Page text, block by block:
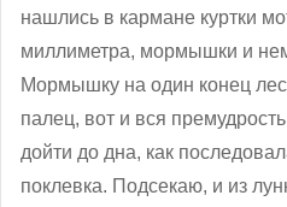
нашлись в кармане куртки
миллиметра, мормышки и
Мормышку на один конец
палец, вот и вся
дойти до дна, как
поклевка. Подсекаю, и из